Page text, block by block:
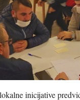
inicijative